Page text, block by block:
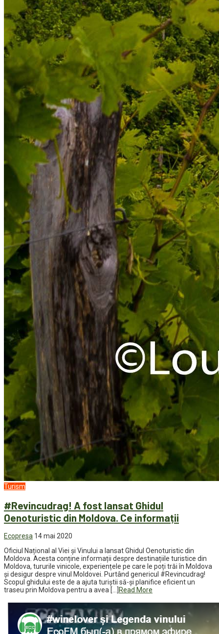
Turism
#Revincudrag! A fost lansat Ghidul
Oenoturistic din Moldova. Ce informații
Ecopresa 14 mai 2020
Oficiul Național al Viei și Vinului a lansat Ghidul Oenoturistic din
Moldova. Acesta conține informații despre destinațiile turistice din
Moldova, tururile vinicole, experiențele pe care le poți trăi în Moldova
și desigur despre vinul Moldovei. Purtând genericul #Revincudrag!
Scopul ghidului este de a ajuta turiștii să-și planifice eficient un
traseu prin Moldova pentru a avea […] Read More